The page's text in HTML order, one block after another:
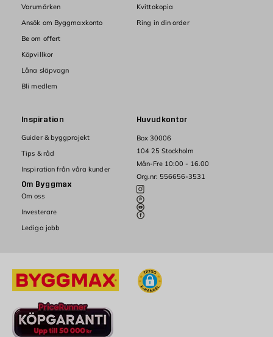
Huvudkontor
Box 30006
104 25 Stockholm
Mån-Fre 10:00 - 16.00
Org.nr: 556656-3531
Varumärken
Ansök om Byggmaxkonto
Be om offert
Köpvillkor
Låna släpvagn
Bli medlem
Kvittokopia
Ring in din order
Inspiration
Guider & byggprojekt
Tips & råd
Inspiration från våra kunder
Om Byggmax
Om oss
Investerare
Lediga jobb